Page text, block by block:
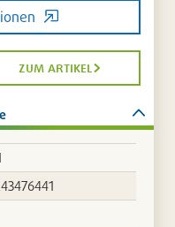
zum artikel